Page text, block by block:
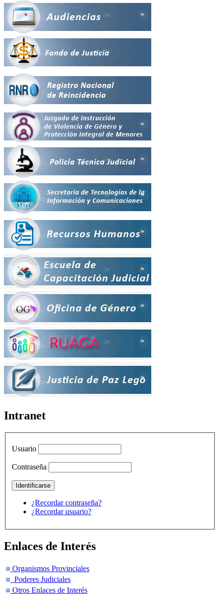
Intranet
Usuario
Contraseña
¿Recordar contraseña?
¿Recordar usuario?
Enlaces de Interés
Organismos Provinciales
Poderes Judiciales
Otros Enlaces de Interés